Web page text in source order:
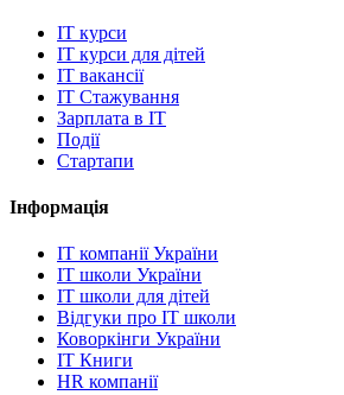
IT курси
IT курси для дітей
IT вакансії
IT Стажування
Зарплата в IT
Події
Стартапи
Інформація
IT компанії України
IT школи України
IT школи для дітей
Відгуки про IT школи
Коворкінги України
IT Книги
HR компанії